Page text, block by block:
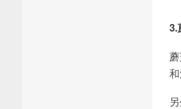
3.